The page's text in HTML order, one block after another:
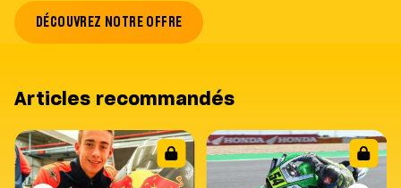
DÉCOUVREZ NOTRE OFFRE
Articles recommandés